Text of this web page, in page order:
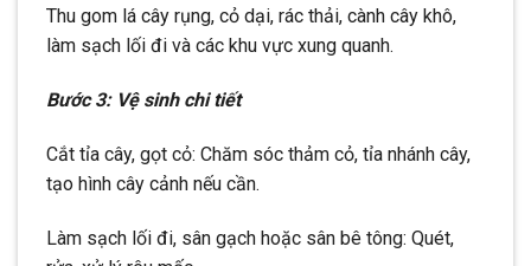
Thu gom lá cây rụng, cỏ dại, rác thải, cành cây khô,
làm sạch lối đi và các khu vực xung quanh.
Bước 3: Vệ sinh chi tiết
Cắt tỉa cây, gọt cỏ: Chăm sóc thảm cỏ, tỉa nhánh cây,
tạo hình cây cảnh nếu cần.
Làm sạch lối đi, sân gạch hoặc sân bê tông: Quét,